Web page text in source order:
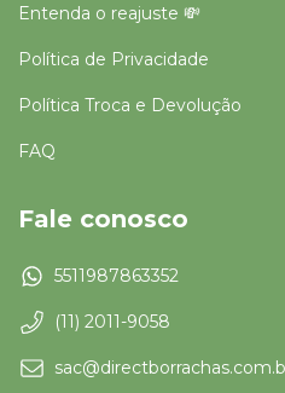
Entenda o reajuste 💸
Política de Privacidade
Política Troca e Devolução
FAQ
Fale conosco
5511987863352
(11) 2011-9058